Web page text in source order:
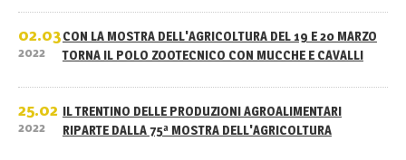
02.03
2022
CON LA MOSTRA DELL'AGRICOLTURA DEL 19 E 20 MARZO
TORNA IL POLO ZOOTECNICO CON MUCCHE E CAVALLI
25.02
2022
IL TRENTINO DELLE PRODUZIONI AGROALIMENTARI
RIPARTE DALLA 75ª MOSTRA DELL'AGRICOLTURA